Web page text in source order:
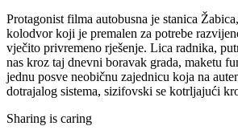
Protagonist filma autobusna je stanica
kolodvor koji je premalen za potrebe
vječito privremeno rješenje. Lica radnika,
nas kroz taj dnevni boravak grada, maketu
jednu posve neobičnu zajednicu koja na
dotrajalog sistema, sizifovski se kotrljajući
Sharing is caring